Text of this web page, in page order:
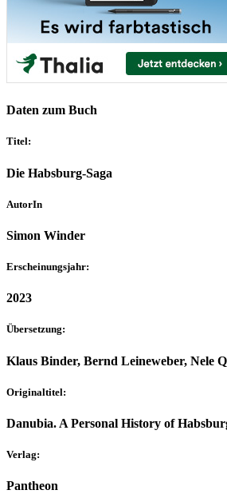
Daten zum Buch
Titel:
Die Habsburg-Saga
AutorIn
Simon Winder
Erscheinungsjahr:
2023
Übersetzung:
Klaus Binder, Bernd Leineweber, Nele
Originaltitel:
Danubia. A Personal History of
Verlag:
Pantheon